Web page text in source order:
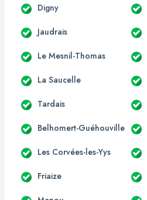
Digny
Jaudrais
Le Mesnil-Thomas
La Saucelle
Tardais
Belhomert-Guéhouville
Les Corvées-les-Yys
Friaize